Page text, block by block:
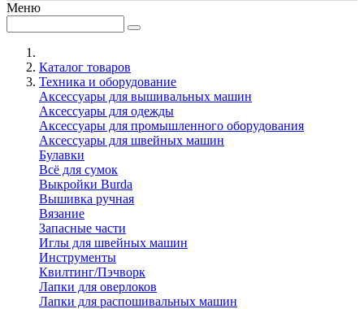
Меню
Каталог товаров
Техника и оборудование
Аксессуары для вышивальных машин
Аксессуары для одежды
Аксессуары для промышленного оборудования
Аксессуары для швейных машин
Булавки
Всё для сумок
Выкройки Burda
Вышивка ручная
Вязание
Запасные части
Иглы для швейных машин
Инструменты
Квилтинг/Пэчворк
Лапки для оверлоков
Лапки для распошивальных машин